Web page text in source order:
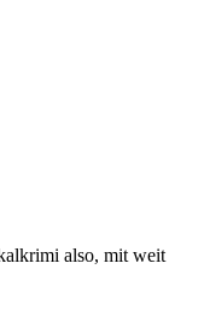
also, mit weit